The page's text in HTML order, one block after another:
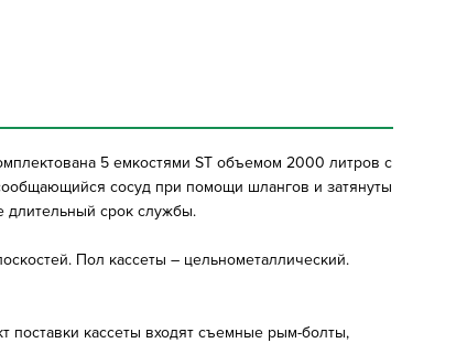
5 емкостями ST объемом 2000 литров с
сосуд при помощи шлангов и затянуты
длительный срок службы.
Пол кассеты – цельнометаллический.
кассеты входят съемные рым-болты,